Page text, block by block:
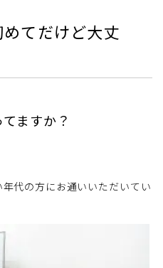
めてだけど大丈
ますか？
代の方にお通いいただいてい